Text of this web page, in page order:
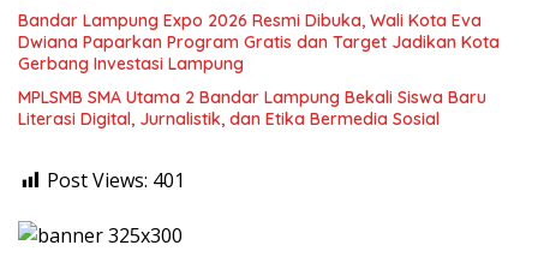
Bandar Lampung Expo 2026 Resmi Dibuka, Wali Kota Eva
Dwiana Paparkan Program Gratis dan Target Jadikan Kota
Gerbang Investasi Lampung
MPLSMB SMA Utama 2 Bandar Lampung Bekali Siswa Baru
Literasi Digital, Jurnalistik, dan Etika Bermedia Sosial
Post Views: 401